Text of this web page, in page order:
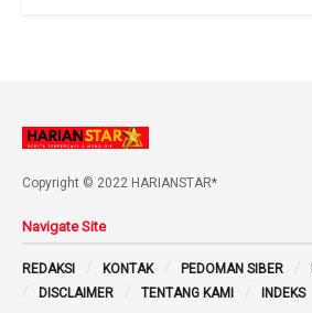
Copyright © 2022 HARIANSTAR*
Navigate Site
REDAKSI KONTAK PEDOMAN SIBER
DISCLAIMER
TENTANG KAMI INDEKS